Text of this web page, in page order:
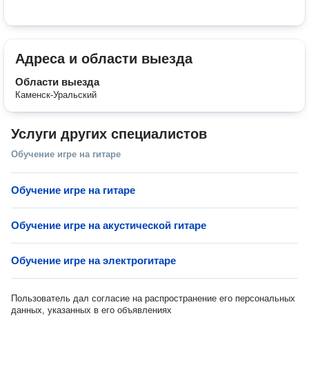
Адреса и области выезда
Области выезда
Каменск-Уральский
Услуги других специалистов
Обучение игре на гитаре
Обучение игре на гитаре
Обучение игре на акустической гитаре
Обучение игре на электрогитаре
Пользователь дал согласие на распространение его персональных
данных, указанных в его объявлениях